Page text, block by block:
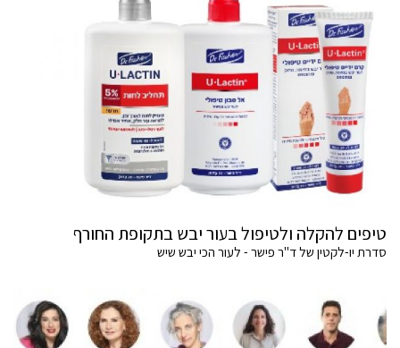
טיפים להקלה ולטיפול בעור יבש בתקופת החורף
סדרת יו-לקטין של ד"ר פישר - לעור הכי יבש שיש